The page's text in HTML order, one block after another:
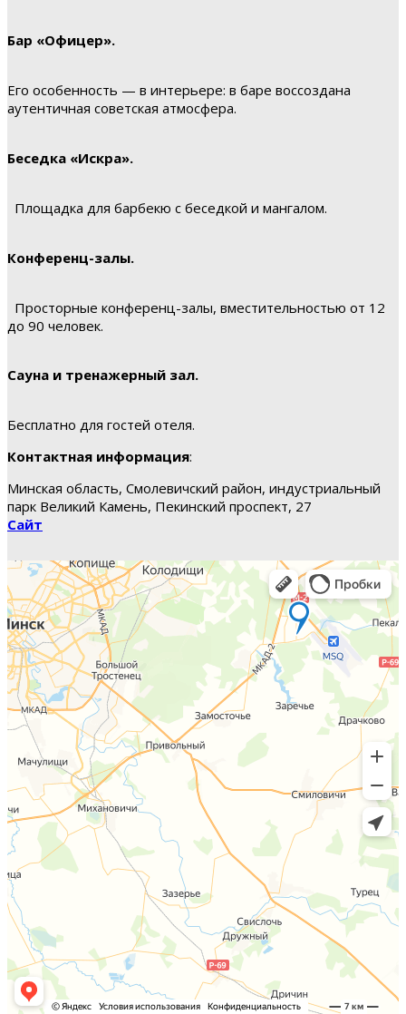
Бар «Офицер».
Его особенность — в интерьере: в баре воссоздана
аутентичная советская атмосфера.
Беседка «Искра».
Площадка для барбекю с беседкой и мангалом.
Конференц-залы.
Просторные конференц-залы, вместительностью от 12
до 90 человек.
Сауна и тренажерный зал.
Бесплатно для гостей отеля.
Контактная информация:
Минская область, Смолевичский район, индустриальный
парк Великий Камень, Пекинский проспект, 27
Сайт